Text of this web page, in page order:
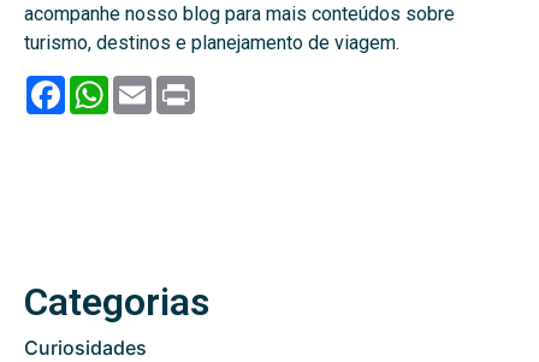
acompanhe nosso blog para mais conteúdos sobre
turismo, destinos e planejamento de viagem.
FacebookWhatsApp
Email
Categorias
Curiosidades